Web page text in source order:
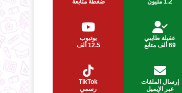
عقيلة طايبي
69 ألف متابع
يوتيوب
12.5 ألف
إرسال الملفات
عبر الإيميل
TikTok
رسمي